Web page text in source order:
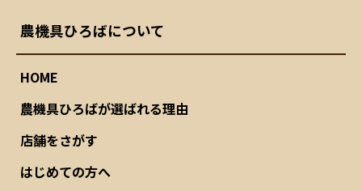
農機具ひろばについて
HOME
農機具ひろばが選ばれる理由
店舗をさがす
はじめての方へ